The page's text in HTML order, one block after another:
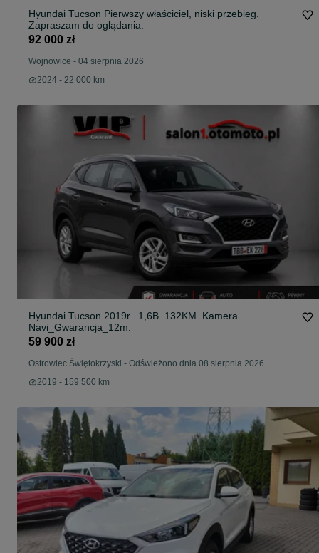
Hyundai Tucson Pierwszy właściciel, niski przebieg.
Zapraszam do oglądania.
92 000 zł
Wojnowice - 04 sierpnia 2026
2024 - 22 000 km
Hyundai Tucson 2019r._1,6B_132KM_Kamera
Navi_Gwarancja_12m.
59 900 zł
Ostrowiec Świętokrzyski - Odświeżono dnia 08 sierpnia 2026
2019 - 159 500 km